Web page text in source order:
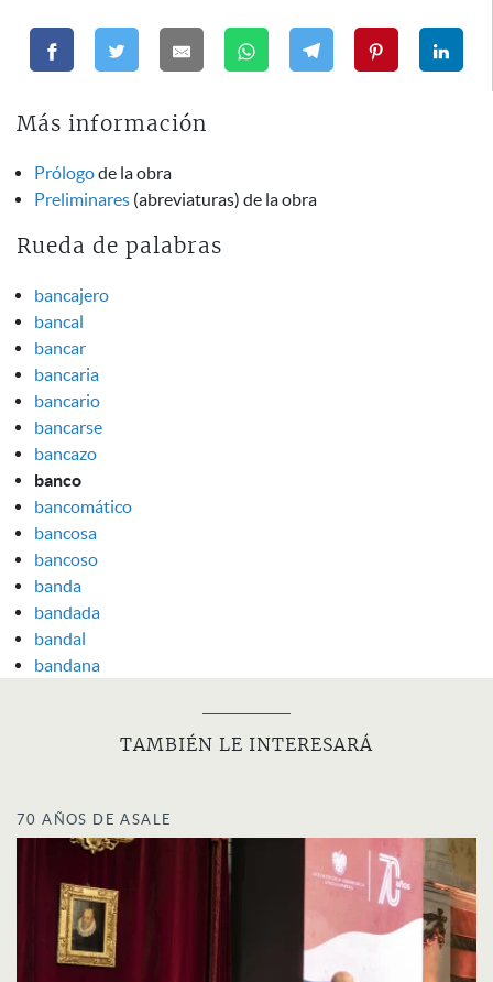
Más información
Prólogode la obra
Preliminares (abreviaturas) de la obra
Rueda de palabras
bancajero
bancal
bancar
bancaria
bancario
bancarse
bancazo
banco
bancomático
bancosa
bancoso
banda
bandada
bandal
bandana
TAMBIÉN LE INTERESARÁ
70 AÑOS DE ASALE